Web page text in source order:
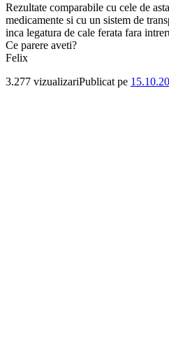
Rezultate comparabile cu cele de
medicamente si cu un sistem de
inca legatura de cale ferata fara
Ce parere aveti?
Felix
3.277 vizualizariPublicat pe